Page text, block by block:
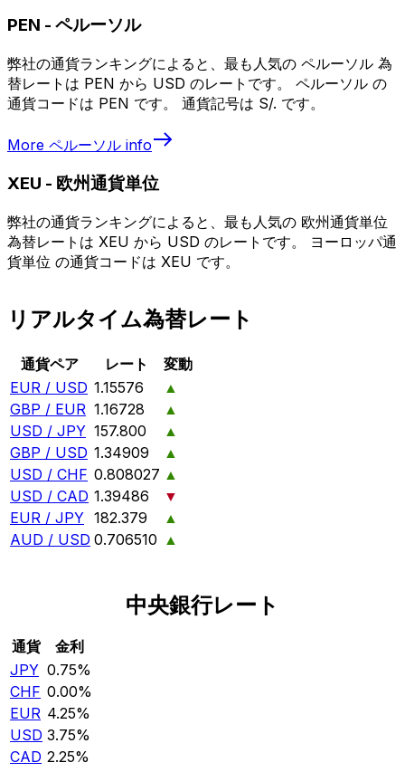
PEN - ペルーソル
弊社の通貨ランキングによると、最も人気の ペルーソル 為
替レートは PEN から USD のレートです。 ペルーソル の
通貨コードは PEN です。 通貨記号は S/. です。
More ペルーソル info
XEU - 欧州通貨単位
弊社の通貨ランキングによると、最も人気の 欧州通貨単位
為替レートは XEU から USD のレートです。 ヨーロッパ通
貨単位 の通貨コードは XEU です。
リアルタイム為替レート
通貨ペア レート
変動
EUR / USD 1.15576
▲
GBP / EUR 1.16728
▲
USD / JPY 157.800
▲
GBP / USD 1.34909
▲
USD / CHF 0.808027 ▲
USD / CAD 1.39486
▼
EUR / JPY 182.379
▲
AUD / USD 0.706510 ▲
中央銀行レート
通貨
金利
JPY 0.75%
CHF 0.00%
EUR 4.25%
USD 3.75%
CAD 2.25%